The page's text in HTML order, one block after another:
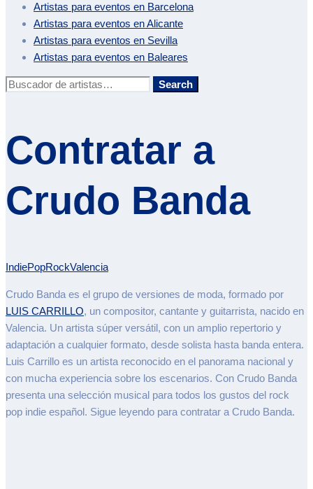
Artistas para eventos en Barcelona
Artistas para eventos enAlicante
Artistas para eventos en Sevilla
Artistas para eventos en Baleares
Buscar: Search
Contratar a
Crudo Banda
IndiePopRockValencia
Crudo Banda es el grupo de versiones de moda, formado por
LUIS CARRILLO, un compositor, cantante y guitarrista, nacido en
Valencia. Un artista súper versátil, con un amplio repertorio y
adaptación a cualquier formato, desde solista hasta banda entera.
Luis Carrillo es un artista reconocido en el panorama nacional y
con mucha experiencia sobre los escenarios. Con Crudo Banda
presenta una selección musical para todos los gustos del rock
pop indie español. Sigue leyendo para contratar a Crudo Banda.